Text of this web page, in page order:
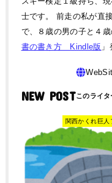
士です。 前走の私が直
で、８歳の男の子と４
書の書き方 Kindle版
NEW POST
関西かくれ巨人